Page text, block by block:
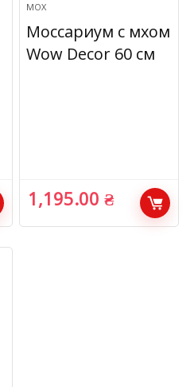
МОХ
Моссариум с мхом
Wow Decor 60 см
1,195.00₴